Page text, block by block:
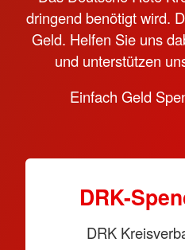
dringend benötigt wird.
Geld. Helfen Sie uns
und unterstützen
Einfach Geld
DRK-
DRK